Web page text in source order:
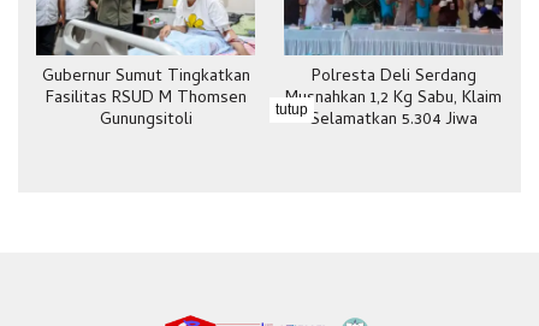
Gubernur Sumut Tingkatkan
Fasilitas RSUD M Thomsen
Gunungsitoli
Polresta Deli Serdang
Musnahkan 1,2 Kg Sabu, Klaim
Selamatkan 5.304 Jiwa
tutup